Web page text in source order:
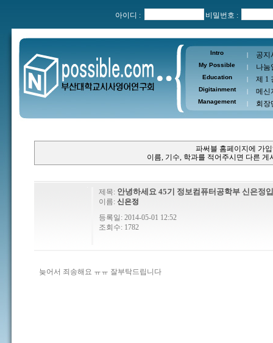
아이디 : 비밀번호 :
Intro | 공지
My Possible | 나눔
Education | 제 1
Digitainment | 메신
Management | 회장
파써블 홈페이지에 가
이름, 기수, 학과를 적어주시면 다른
제목: 안녕하세요 45기 정보컴퓨터공학부 신은정
이름: 신은정
등록일: 2014-05-01 12:52
조회수: 1782
늦어서 죄송해요 ㅠㅠ 잘부탁드립니다